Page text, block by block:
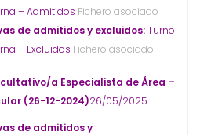
– Admitidos Fichero asociado
de admitidos y excluidos:Turno
– Excluidos Fichero asociado
a Especialista de Área –
(26-12-2024)26/05/2025
de admitidos y